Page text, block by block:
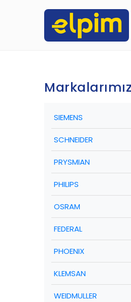
Markalarımız
SIEMENS
SCHNEIDER
PRYSMIAN
PHILIPS
OSRAM
FEDERAL
PHOENIX
KLEMSAN
WEIDMULLER